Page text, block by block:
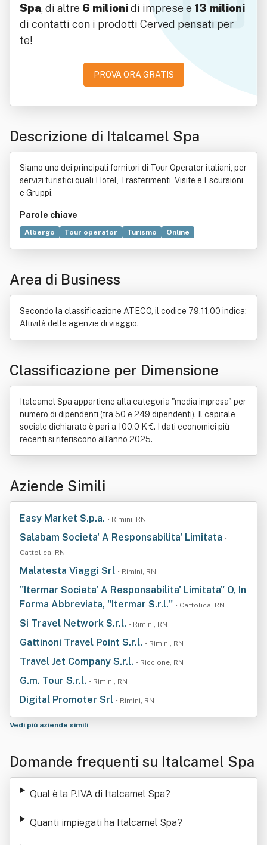
Spa, di altre 6 milionidi imprese e 13 milioni
di contatti con i prodotti Cerved pensati per
te!
PROVA ORA GRATIS
Descrizione di Italcamel Spa
Siamo uno dei principali fornitori di Tour Operator italiani, per
servizi turistici quali Hotel, Trasferimenti, Visite e Escursioni
e Gruppi.
Parole chiave
Albergo Tour operator Turismo
Online
Bar (pubblico esercizio)
Area di Business
Secondo la classificazione ATECO, il codice 79.11.00 indica:
Attività delle agenzie di viaggio.
Classificazione per Dimensione
Italcamel Spa appartiene alla categoria "media impresa" per
numero di dipendenti (tra 50 e 249 dipendenti). Il capitale
sociale dichiarato è pari a 100.0 K €. I dati economici più
recenti si riferiscono all'anno 2025.
Aziende Simili
Easy Market S.p.a. • Rimini, RN
Salabam Societa' A Responsabilita' Limitata •
Cattolica, RN
Malatesta Viaggi Srl • Rimini, RN
"Itermar Societa' A Responsabilita' Limitata" O, In
Forma Abbreviata, "Itermar S.r.l." • Cattolica, RN
Si Travel Network S.r.l. • Rimini, RN
Gattinoni Travel Point S.r.l. • Rimini, RN
Travel Jet Company S.r.l. • Riccione, RN
G.m. Tour S.r.l. • Rimini, RN
Digital Promoter Srl • Rimini, RN
Vedi più aziende simili
Domande frequenti su Italcamel Spa
Qual è la P.IVA di Italcamel Spa?
Quanti impiegati ha Italcamel Spa?